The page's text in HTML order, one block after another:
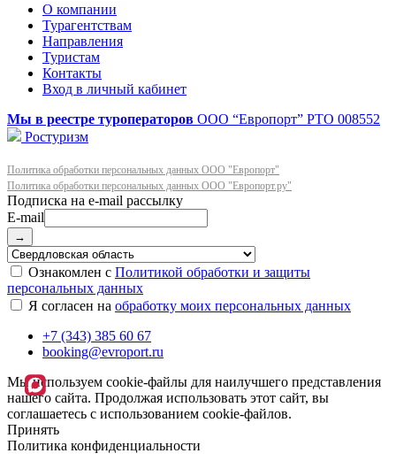
О компании
Турагентствам
Направления
Туристам
Контакты
Вход в личный кабинет
Мы в реестре туроператоров ООО “Европорт” РТО 008552
Ростуризм
Политика обработки персональных данных ООО "Европорт"
Политика обработки персональных данных ООО "Европорт.ру"
E-mail
→
Ознакомлен с Политикой обработки и защиты
персональных данных
Я согласен на обработку моих персональных данных
+7 (343) 385 60 67
booking@evroport.ru
Мы используем cookie-файлы для наилучшего представления
нашего сайта. Продолжая использовать этот сайт, вы
соглашаетесь с использованием cookie-файлов.
Принять
Политика конфиденциальности